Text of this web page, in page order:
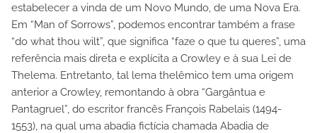
estabelecer a vinda de um Novo Mundo, de uma Nova Era.
Em “Man of Sorrows”, podemos encontrar também a frase
“do what thou wilt”, que significa “faze o que tu queres”, uma
referência mais direta e explícita a Crowley e à sua Lei de
Thelema. Entretanto, tal lema thelêmico tem uma origem
anterior a Crowley, remontando à obra “Gargântua e
Pantagruel”, do escritor francês François Rabelais (1494-
1553), na qual uma abadia fictícia chamada Abadia de